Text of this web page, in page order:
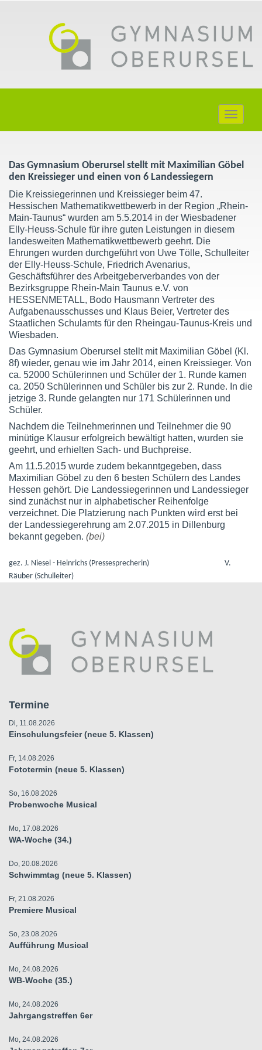
Toggle
Das Gymnasium Oberursel stellt mit Maximilian Göbel
den Kreissieger und einen von 6 Landessiegern
Die Kreissiegerinnen und Kreissieger beim 47.
Hessischen Mathematikwettbewerb in der Region „Rhein-
Main-Taunus“ wurden am 5.5.2014 in der Wiesbadener
Elly-Heuss-Schule für ihre guten Leistungen in diesem
landesweiten Mathematikwettbewerb geehrt. Die
Ehrungen wurden durchgeführt von Uwe Tölle, Schulleiter
der Elly-Heuss-Schule, Friedrich Avenarius,
Geschäftsführer des Arbeitgeberverbandes von der
Bezirksgruppe Rhein-Main Taunus e.V. von
HESSENMETALL, Bodo Hausmann Vertreter des
Aufgabenausschusses und Klaus Beier, Vertreter des
Staatlichen Schulamts für den Rheingau-Taunus-Kreis und
Wiesbaden.
Das Gymnasium Oberursel stellt mit Maximilian Göbel (Kl.
8f) wieder, genau wie im Jahr 2014, einen Kreissieger. Von
ca. 52000 Schülerinnen und Schüler der 1. Runde kamen
ca. 2050 Schülerinnen und Schüler bis zur 2. Runde. In die
jetzige 3. Runde gelangten nur 171 Schülerinnen und
Schüler.
Nachdem die Teilnehmerinnen und Teilnehmer die 90
minütige Klausur erfolgreich bewältigt hatten, wurden sie
geehrt, und erhielten Sach- und Buchpreise.
Am 11.5.2015 wurde zudem bekanntgegeben, dass
Maximilian Göbel zu den 6 besten Schülern des Landes
Hessen gehört. Die Landessiegerinnen und Landessieger
sind zunächst nur in alphabetischer Reihenfolge
verzeichnet. Die Platzierung nach Punkten wird erst bei
der Landessiegerehrung am 2.07.2015 in Dillenburg
bekannt gegeben. (bei)
gez. J. Niesel - Heinrichs (Pressesprecherin) V.
Räuber (Schulleiter)
Termine
Di, 11.08.2026
Einschulungsfeier (neue 5. Klassen)
Fr, 14.08.2026
Fototermin (neue 5. Klassen)
So, 16.08.2026
Probenwoche Musical
Mo, 17.08.2026
WA-Woche (34.)
Do, 20.08.2026
Schwimmtag (neue 5. Klassen)
Fr, 21.08.2026
Premiere Musical
So, 23.08.2026
Aufführung Musical
Mo, 24.08.2026
WB-Woche (35.)
Mo, 24.08.2026
Jahrgangstreffen 6er
Mo, 24.08.2026